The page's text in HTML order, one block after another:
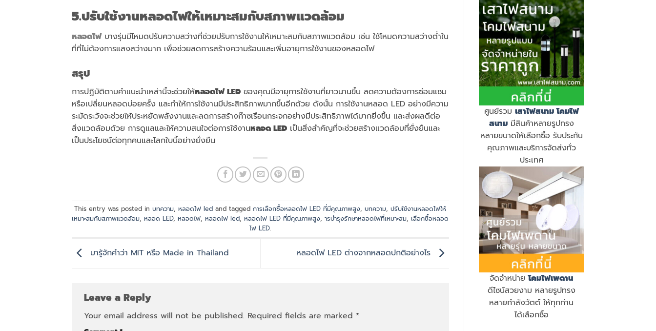
5.ปรับใช้งานหลอดไฟให้เหมาะสมกับสภาพแวดล้อม
หลอดไฟบางรุ่นมีโหมดปรับความสว่างที่ช่วยปรับการใช้งานให้เหมาะสมกับสภาพแวดล้อม เช่น ใช้โหมดความสว่างต่ำใน
ที่ที่ไม่ต้องการแสงสว่างมาก เพื่อช่วยลดการสร้างความร้อนและเพิ่มอายุการใช้งานของหลอดไฟ
สรุป
การปฏิบัติตามคำแนะนำเหล่านี้จะช่วยให้หลอดไฟ LED ของคุณมีอายุการใช้งานที่ยาวนานขึ้น ลดความต้องการซ่อมแซม
หรือเปลี่ยนหลอดบ่อยครั้ง และทำให้การใช้งานมีประสิทธิภาพมากขึ้นอีกด้วย ดังนั้น การใช้งานหลอด LED อย่างมีความ
ระมัดระวังจะช่วยให้ประหยัดพลังงานและลดการสร้างก๊าซเรือนกระจกอย่างมีประสิทธิภาพได้มากยิ่งขึ้น และส่งผลดีต่อ
สิ่งแวดล้อมด้วย การดูแลและให้ความสนใจต่อการใช้งานหลอด LED เป็นสิ่งสำคัญที่จะช่วยสร้างแวดล้อมที่ยั่งยืนและ
เป็นประโยชน์ต่อทุกคนและโลกใบนี้อย่างยั่งยืน
This entry was posted inบทความ,หลอดไฟ led and taggedการเลือกซื้อหลอดไฟ LED ที่มีคุณภาพสูง,บทความ,ปรับใช้งานหลอดไฟให้
เหมาะสมกับสภาพแวดล้อม,หลอด LED,หลอดไฟ,หลอดไฟ led,หลอดไฟ LED ที่มีคุณภาพสูง,ารบำรุงรักษาหลอดไฟที่เหมาะสม,เลือกซื้อหลอด
ไฟ LED.
มารู้จักคำว่า MIT หรือ Made in Thailand หลอดไฟ LED ต่างจากหลอดปกติอย่างไร
Leave a Reply
Your email address will not be published. Required fields are marked *
ศูนย์รวม เสาไฟสนาม โคมไฟ
สนามมีสินค้าหลายรูปทรง
หลายขนาดให้เลือกซื้อ รับประกัน
คุณภาพและบริการจัดส่งทั่ว
ประเทศ
จัดจำหน่ายโคมไฟเพดาน
ดีไซน์สวยงาม หลายรูปทรง
หลายกำลังวัตต์ ให้ทุกท่าน
ได้เลือกซื้อ